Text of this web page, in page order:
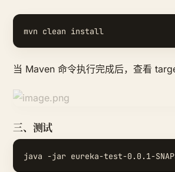
当 Maven 命令执行完成后，查看
三、测试